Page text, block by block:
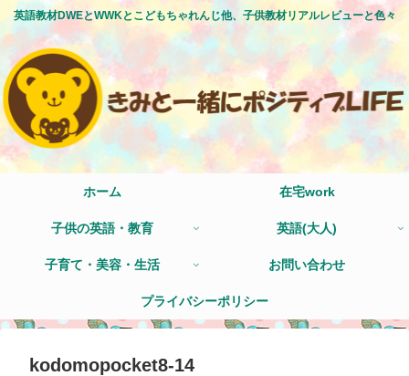
英語教材DWEとWWKとこどもちゃれんじ他、子供教材リアルレビューと色々
ホーム 在宅work
子供の英語・教育 英語(大人)
子育て・美容・生活 お問い合わせ
プライバシーポリシー
kodomopocket8-14